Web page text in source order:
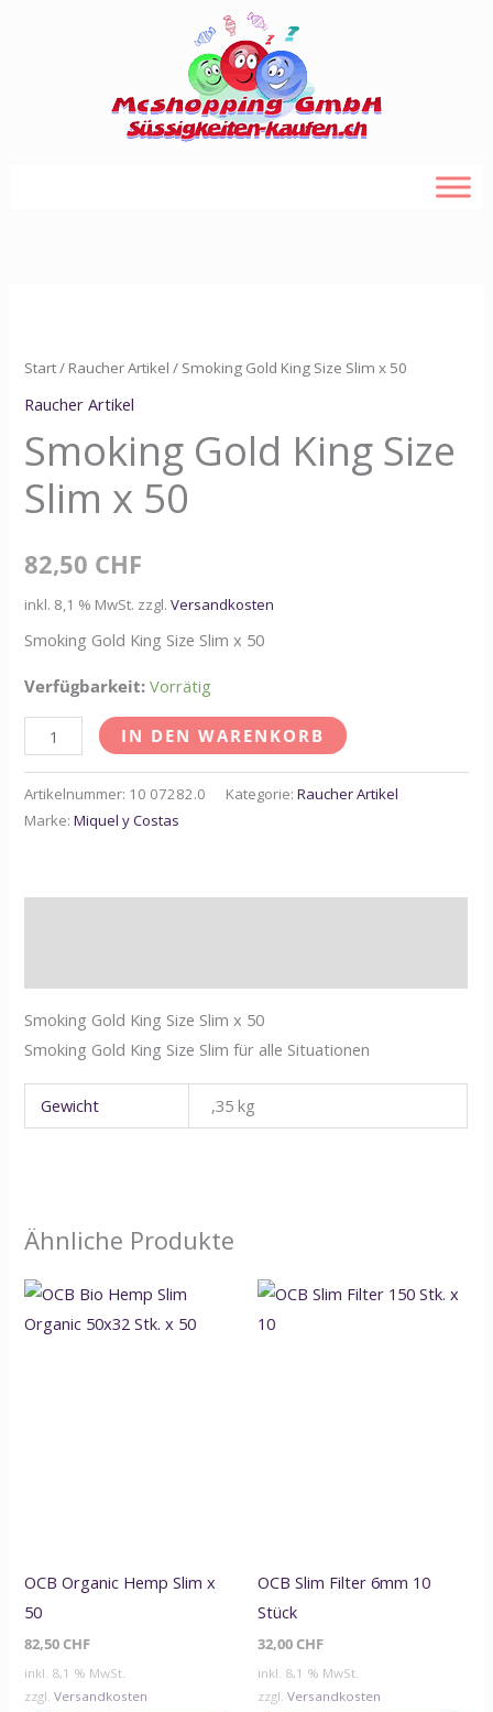
Start/ Raucher Artikel / Smoking Gold King Size Slim x 50
Raucher Artikel
Smoking Gold King Size
Slim x 50
82,50 CHF
inkl. 8,1 % MwSt. zzgl.Versandkosten
Smoking Gold King Size Slim x 50
Verfügbarkeit: Vorrätig
King
Size
x
50
Menge
IN DEN WARENKORB
Artikelnummer: 10 07282.0 Kategorie:Raucher Artikel
Marke:Miquel y Costas
Smoking Gold King Size Slim x 50
Smoking Gold King Size Slim für alle Situationen
Gewicht ,35 kg
Ähnliche Produkte
OCB Organic Hemp Slim x
50
82,50 CHF
inkl. 8,1 % MwSt.
zzgl.Versandkosten
OCB Slim Filter 6mm 10
Stück
32,00 CHF
inkl. 8,1 % MwSt.
zzgl. Versandkosten